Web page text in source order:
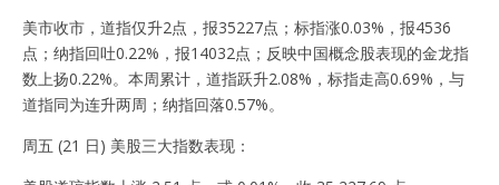
美市收市，道指仅升2点，报35227点；标指涨0.03%，报4536
点；纳指回吐0.22%，报14032点；反映中国概念股表现的金龙指
数上扬0.22%。本周累计，道指跃升2.08%，标指走高0.69%，与
道指同为连升两周；纳指回落0.57%。
周五 (21 日) 美股三大指数表现：